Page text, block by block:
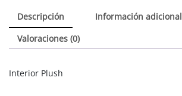
(Azul
Marino)
|
desmontable
|
Descripción
Información adicional
Valoraciones (0)
Interior Plush